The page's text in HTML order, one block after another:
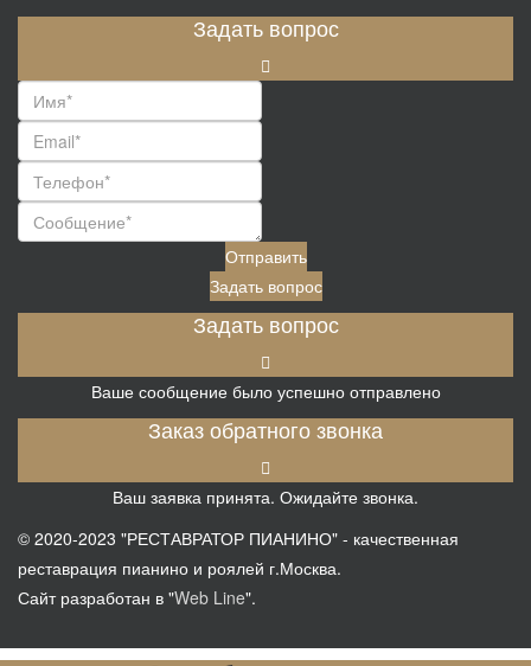
Задать вопрос
Отправить
Задать вопрос
Задать вопрос
Ваше сообщение было успешно отправлено
Заказ обратного звонка
Ваш заявка принята. Ожидайте звонка.
© 2020-2023 "РЕСТАВРАТОР ПИАНИНО" - качественная
реставрация пианино и роялей г.Москва.
Сайт разработан в "Web Line".